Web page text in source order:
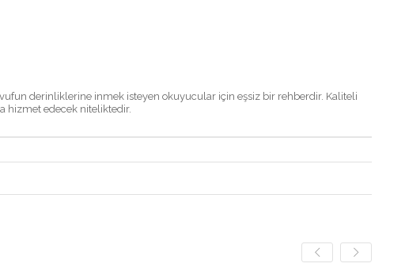
derinliklerine inmek isteyen okuyucular için eşsiz bir rehberdir. Kaliteli
hizmet edecek niteliktedir.